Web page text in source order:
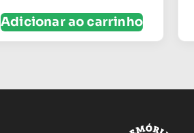
Adicionar ao carrinho